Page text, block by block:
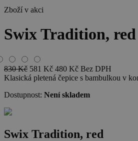
Zboží v akci
Swix Tradition, red
830Kč 581 Kč 480 Kč Bez DPH
Klasická pletená čepice s bambulkou v
Dostupnost: Není skladem
Swix Tradition, red